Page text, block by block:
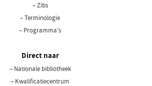
– Zibs
– Terminologie
– Programma's
Direct naar
– Nationale bibliotheek(opent
– Kwalificatiecentrum